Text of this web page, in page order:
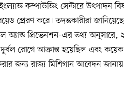
কম্পাউন্ডিং সেন্টারে উৎপাদন
প্রেরণ করে। তদন্তকারীরা
অ্যান্ড প্রিভেনশন-এর তথ্য অনুসারে,
রোগে আক্রান্ত হয়েছিল এবং
জন্য রাজ্য মিশিগান আবেদন